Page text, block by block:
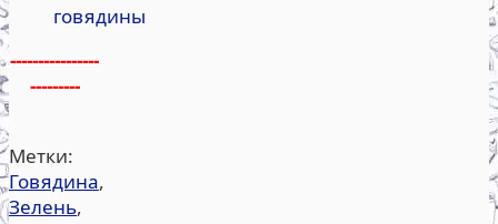
говядины
----------------
---------
Метки:
Говядина,
Зелень,